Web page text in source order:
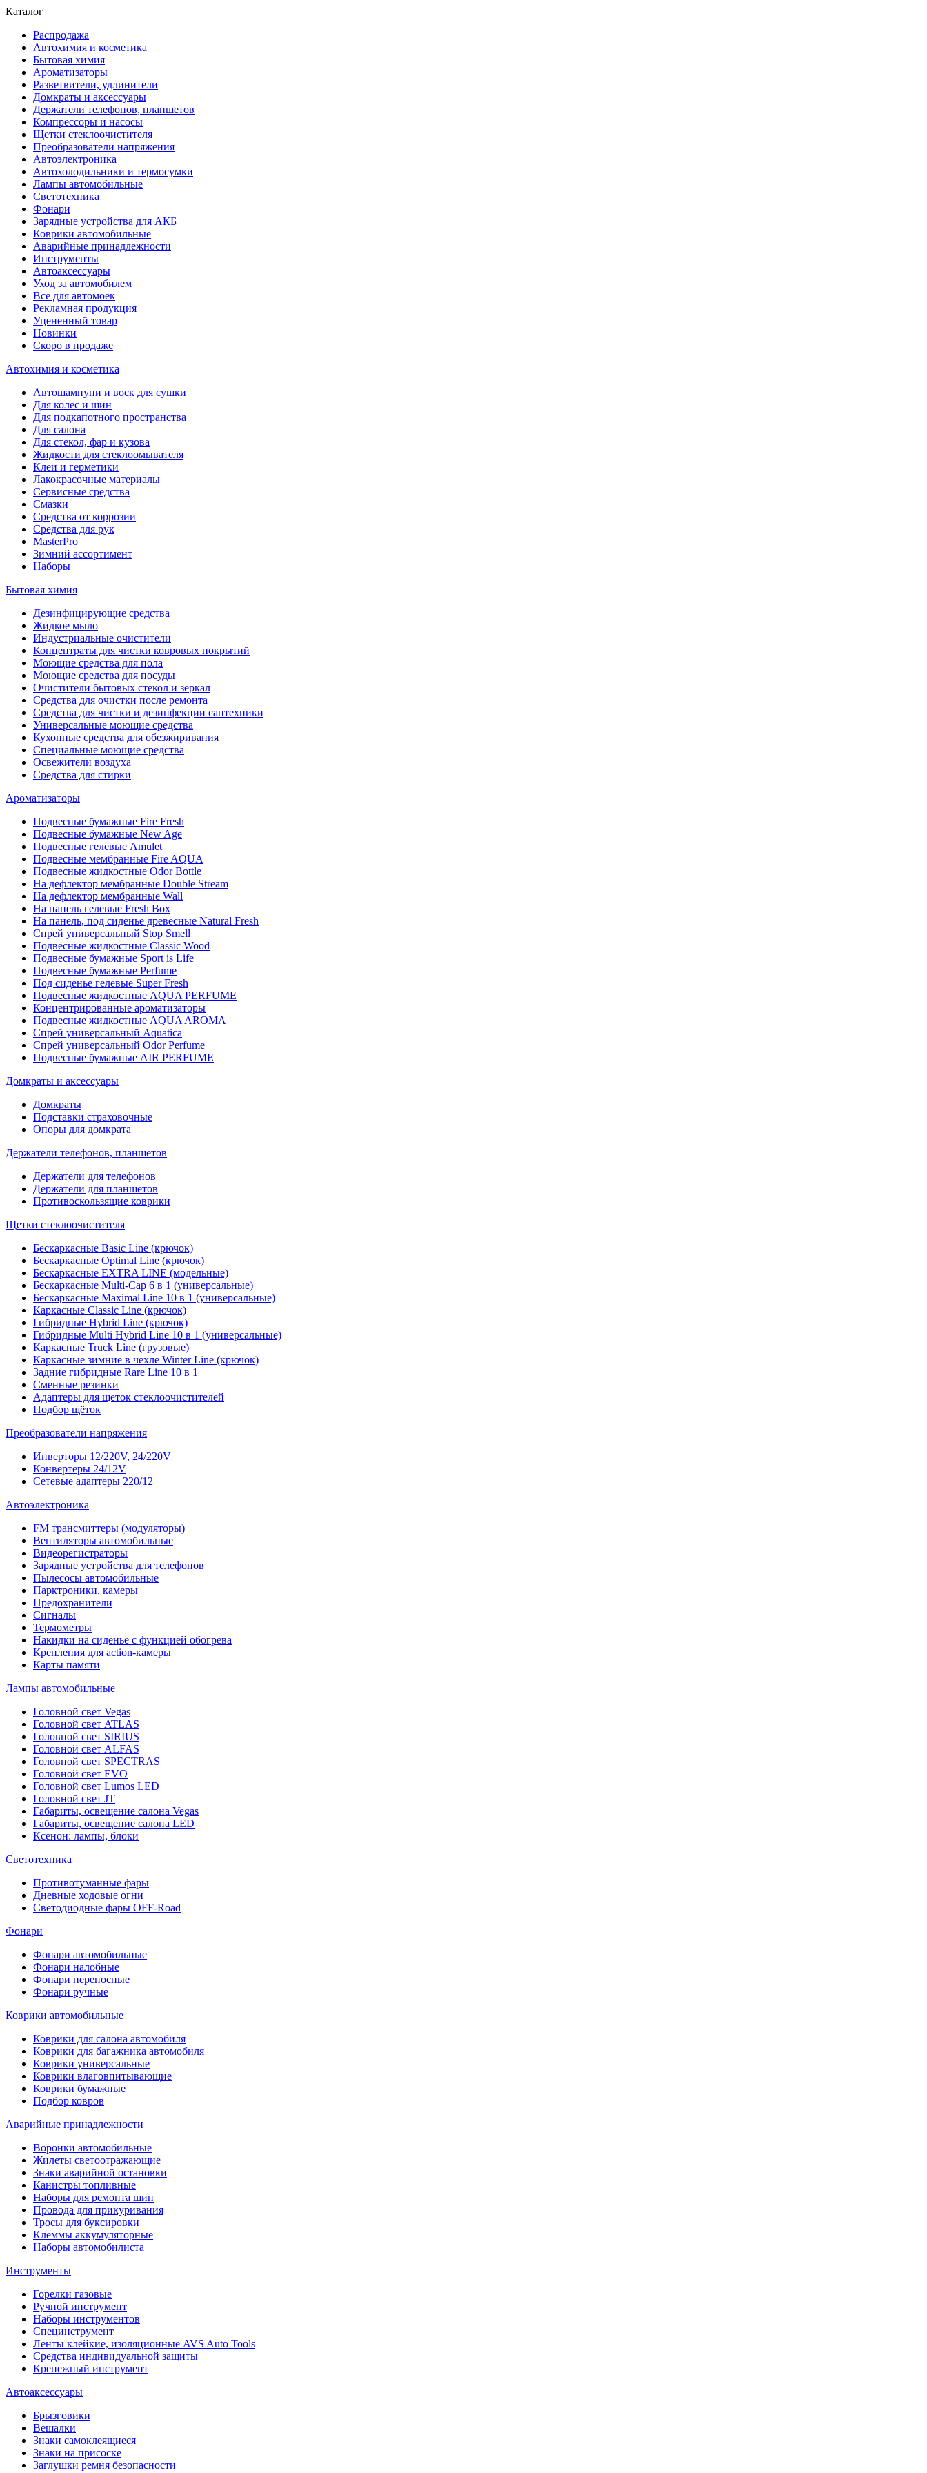
Каталог
Распродажа
Автохимия и косметика
Бытовая химия
Ароматизаторы
Разветвители, удлинители
Домкраты и аксессуары
Держатели телефонов, планшетов
Компрессоры и насосы
Щетки стеклоочистителя
Преобразователи напряжения
Автоэлектроника
Автохолодильники и термосумки
Лампы автомобильные
Светотехника
Фонари
Зарядные устройства для АКБ
Коврики автомобильные
Аварийные принадлежности
Инструменты
Автоаксессуары
Уход за автомобилем
Все для автомоек
Рекламная продукция
Уцененный товар
Новинки
Скоро в продаже
Автохимия и косметика
Автошампуни и воск для сушки
Для колес и шин
Для подкапотного пространства
Для салона
Для стекол, фар и кузова
Жидкости для стеклоомывателя
Клеи и герметики
Лакокрасочные материалы
Сервисные средства
Смазки
Средства от коррозии
Средства для рук
MasterPro
Зимний ассортимент
Наборы
Бытовая химия
Дезинфицирующие средства
Жидкое мыло
Индустриальные очистители
Концентраты для чистки ковровых покрытий
Моющие средства для пола
Моющие средства для посуды
Очистители бытовых стекол и зеркал
Средства для очистки после ремонта
Средства для чистки и дезинфекции сантехники
Универсальные моющие средства
Кухонные средства для обезжиривания
Специальные моющие средства
Освежители воздуха
Средства для стирки
Ароматизаторы
Подвесные бумажные Fire Fresh
Подвесные бумажные New Age
Подвесные гелевые Amulet
Подвесные мембранные Fire AQUA
Подвесные жидкостные Odor Bottle
На дефлектор мембранные Double Stream
На дефлектор мембранные Wall
На панель гелевые Fresh Box
На панель, под сиденье древесные Natural Fresh
Спрей универсальный Stop Smell
Подвесные жидкостные Classic Wood
Подвесные бумажные Sport is Life
Подвесные бумажные Perfume
Под сиденье гелевые Super Fresh
Подвесные жидкостные AQUA PERFUME
Концентрированные ароматизаторы
Подвесные жидкостные AQUA AROMA
Спрей универсальный Aquatica
Спрей универсальный Odor Perfume
Подвесные бумажные AIR PERFUME
Домкраты и аксессуары
Домкраты
Подставки страховочные
Опоры для домкрата
Держатели телефонов, планшетов
Держатели для телефонов
Держатели для планшетов
Противоскользящие коврики
Щетки стеклоочистителя
Бескаркасные Basic Line (крючок)
Бескаркасные Optimal Line (крючок)
Бескаркасные EXTRA LINE (модельные)
Бескаркасные Multi-Cap 6 в 1 (универсальные)
Бескаркасные Maximal Line 10 в 1 (универсальные)
Каркасные Classic Line (крючок)
Гибридные Hybrid Line (крючок)
Гибридные Multi Hybrid Line 10 в 1 (универсальные)
Каркасные Truck Line (грузовые)
Каркасные зимние в чехле Winter Line (крючок)
Задние гибридные Rare Line 10 в 1
Сменные резинки
Адаптеры для щеток стеклоочистителей
Подбор щёток
Преобразователи напряжения
Инверторы 12/220V, 24/220V
Конвертеры 24/12V
Сетевые адаптеры 220/12
Автоэлектроника
FM трансмиттеры (модуляторы)
Вентиляторы автомобильные
Видеорегистраторы
Зарядные устройства для телефонов
Пылесосы автомобильные
Парктроники, камеры
Предохранители
Сигналы
Термометры
Накидки на сиденье с функцией обогрева
Крепления для action-камеры
Карты памяти
Лампы автомобильные
Головной свет Vegas
Головной свет ATLAS
Головной свет SIRIUS
Головной свет ALFAS
Головной свет SPECTRAS
Головной свет EVO
Головной свет Lumos LED
Головной свет JT
Габариты, освещение салона Vegas
Габариты, освещение салона LED
Ксенон: лампы, блоки
Светотехника
Противотуманные фары
Дневные ходовые огни
Светодиодные фары OFF-Road
Фонари
Фонари автомобильные
Фонари налобные
Фонари переносные
Фонари ручные
Коврики автомобильные
Коврики для салона автомобиля
Коврики для багажника автомобиля
Коврики универсальные
Коврики влаговпитывающие
Коврики бумажные
Подбор ковров
Аварийные принадлежности
Воронки автомобильные
Жилеты светоотражающие
Знаки аварийной остановки
Канистры топливные
Наборы для ремонта шин
Провода для прикуривания
Тросы для буксировки
Клеммы аккумуляторные
Наборы автомобилиста
Инструменты
Горелки газовые
Ручной инструмент
Наборы инструментов
Специнструмент
Ленты клейкие, изоляционные AVS Auto Tools
Средства индивидуальной защиты
Крепежный инструмент
Автоаксессуары
Брызговики
Вешалки
Знаки самоклеящиеся
Знаки на присоске
Заглушки ремня безопасности